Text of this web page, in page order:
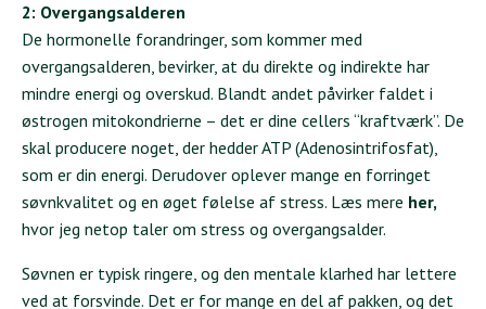
2: Overgangsalderen
De hormonelle forandringer, som kommer med
overgangsalderen, bevirker, at du direkte og indirekte har
mindre energi og overskud. Blandt andet påvirker faldet i
østrogen mitokondrierne – det er dine cellers “kraftværk”. De
skal producere noget, der hedder ATP (Adenosintrifosfat),
som er din energi. Derudover oplever mange en forringet
søvnkvalitet og en øget følelse af stress. Læs mere her,
hvor jeg netop taler om stress og overgangsalder.
Søvnen er typisk ringere, og den mentale klarhed har lettere
ved at forsvinde. Det er for mange en del af pakken, og det